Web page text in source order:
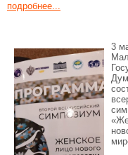
подробнее...
3